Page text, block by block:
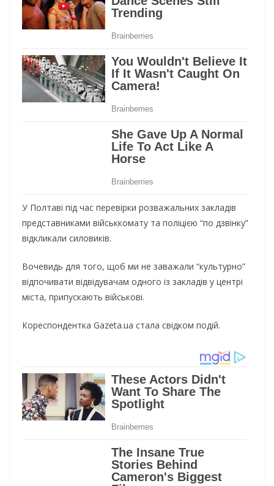
У Полтаві під час перевірки розважальних закладів
представниками військкомату та поліцією “по дзвінку”
відкликали силовиків.
Вочевидь для того, щоб ми не заважали “культурно”
відпочивати відвідувачам одного із закладів у центрі
міста, припускають військові.
Кореспондентка Gazeta.ua стала свідком подій.